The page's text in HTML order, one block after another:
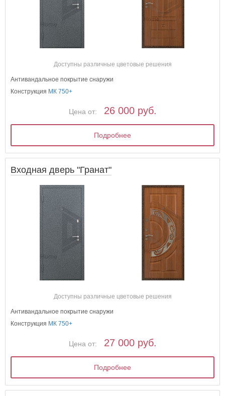
Доступны различные цветовые решения
Антивандальное покрытие снаружи
Конструкция МК 750+
Цена от: 26 000 руб.
Подробнее
Входная дверь "Гранат"
Доступны различные цветовые решения
Антивандальное покрытие снаружи
Конструкция МК 750+
Цена от: 27 000 руб.
Подробнее